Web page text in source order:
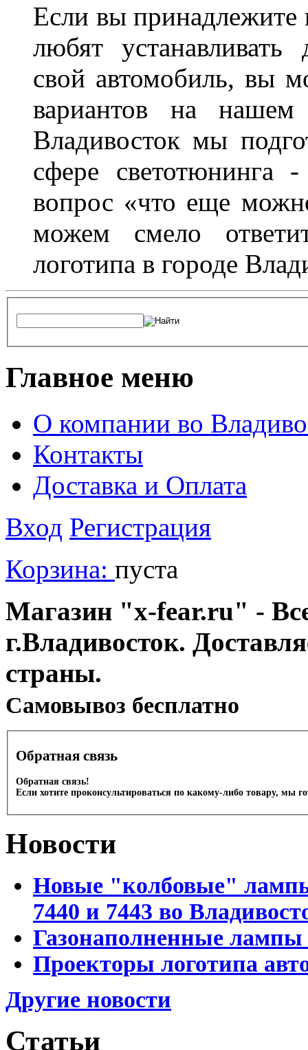
Если вы принадлежите
любят устанавливать
свой автомобиль, вы
вариантов на
Владивосток мы
сфере светотюнинга
вопрос «что еще
можем смело
логотипа в городе
Главное меню
О компании во
Контакты
Доставка и Оплата
Вход Регистрация
Корзина: пуста
Магазин "x-fear.ru" -
г.Владивосток.
страны.
Cамовывоз бесплатно
Обратная связь
Обратная связь!
Если хотите проконсультироваться по какому-либо товару, мы
Новости
Новые "колбовые"
7440 и 7443 во
Газонаполненные лампы
Проекторы логотипа
Другие новости
Статьи